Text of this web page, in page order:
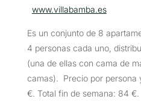
www.villabamba.es
Es un conjunto de 8
4 personas cada uno,
(una de ellas con cama de
camas). Precio por persona
€. Total fin de semana: 84 €.